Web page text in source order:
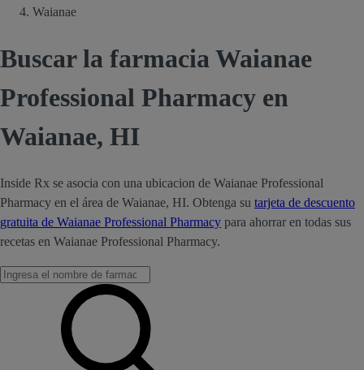
Waianae
Buscar la farmacia Waianae
Professional Pharmacy en
Waianae, HI
Inside Rx se asocia con una ubicacion de Waianae Professional
Pharmacy en el área de Waianae, HI. Obtenga su tarjeta de descuento
gratuita de Waianae Professional Pharmacy para ahorrar en todas sus
recetas en Waianae Professional Pharmacy.